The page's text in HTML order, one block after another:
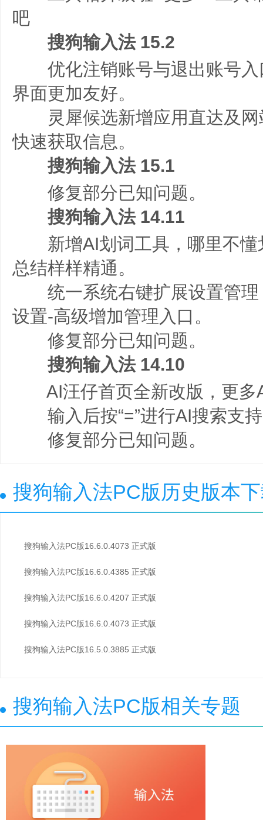
吧
搜狗输入法 15.2
优化注销账号与退出账号入
界面更加友好。
灵犀候选新增应用直达及网
快速获取信息。
搜狗输入法 15.1
修复部分已知问题。
搜狗输入法 14.11
新增AI划词工具，哪里不懂
总结样样精通。
统一系统右键扩展设置管理
设置-高级增加管理入口。
修复部分已知问题。
搜狗输入法 14.10
AI汪仔首页全新改版，更多
输入后按“=”进行AI搜索支持
修复部分已知问题。
搜狗输入法PC版历史版本
搜狗输入法PC版16.6.0.4073 正式版
搜狗输入法PC版16.6.0.4385 正式版
搜狗输入法PC版16.6.0.4207 正式版
搜狗输入法PC版16.6.0.4073 正式版
搜狗输入法PC版16.5.0.3885 正式版
搜狗输入法PC版相关专题